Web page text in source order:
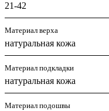
21-42
Материал верха
натуральная кожа
Материал подкладки
натуральная кожа
Материал подошвы